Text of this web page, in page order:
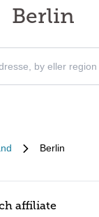
Berlin
Berlin
affiliate